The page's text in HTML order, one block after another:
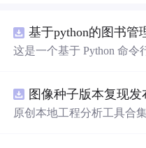
基于python的图书管
这是一个基于 Python 命令
添加、删除、修改、搜索
记录馆藏总数和当前可借数量。 学生管理：支
原创本地工程分析工具合